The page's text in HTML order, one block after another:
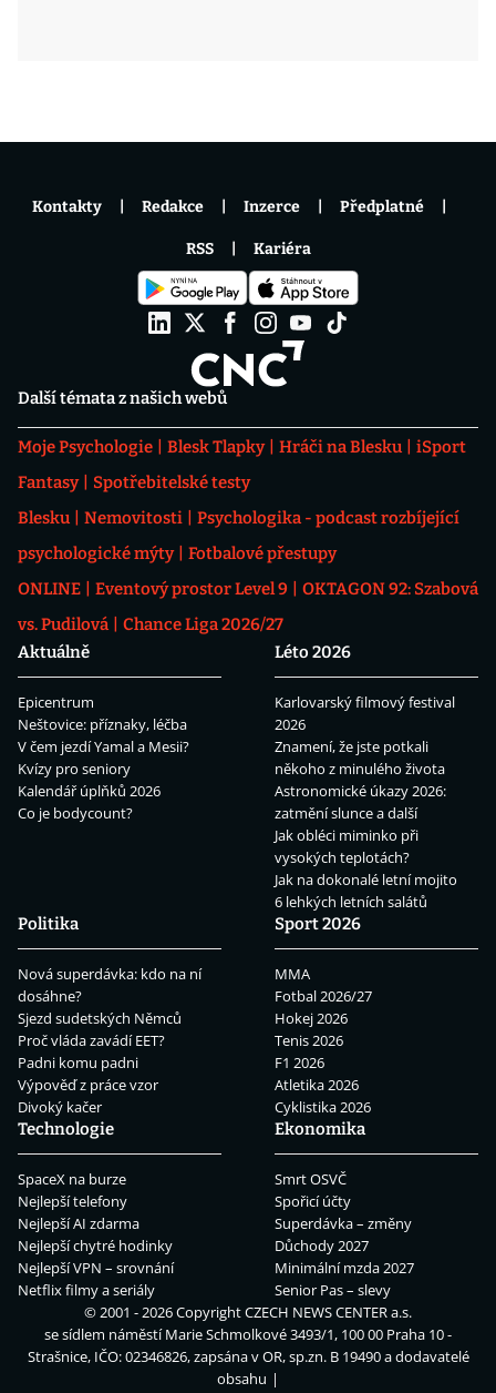
Další témata z našich webů
Moje Psychologie Blesk Tlapky Hráči na Blesku
iSport
Fantasy
Spotřebitelské testy
Blesku
Nemovitosti
Psychologika - podcast rozbíjející
psychologické mýty
Fotbalové přestupy
ONLINE
Eventový prostor Level 9
OKTAGON 92: Szabová
vs. Pudilová
Chance Liga 2026/27
Aktuálně
Epicentrum
Neštovice: příznaky, léčba
V čem jezdí Yamal a Mesii?
Kvízy pro seniory
Kalendář úplňků 2026
Co je bodycount?
Léto 2026
Karlovarský filmový festival
2026
Znamení, že jste potkali
někoho z minulého života
Astronomické úkazy 2026:
zatmění slunce a další
Jak obléci miminko při
vysokých teplotách?
Jak na dokonalé letní mojito
6 lehkých letních salátů
Politika
Nová superdávka: kdo na ní
dosáhne?
Sjezd sudetských Němců
Proč vláda zavádí EET?
Padni komu padni
Výpověď z práce vzor
Divoký kačer
Sport 2026
MMA
Fotbal 2026/27
Hokej 2026
Tenis 2026
F1 2026
Atletika 2026
Cyklistika 2026
Technologie
SpaceX na burze
Nejlepší telefony
Nejlepší AI zdarma
Nejlepší chytré hodinky
Nejlepší VPN – srovnání
Netflix filmy a seriály
Ekonomika
Smrt OSVČ
Spořicí účty
Superdávka – změny
Důchody 2027
Minimální mzda 2027
Senior Pas – slevy
Kontakty Redakce Inzerce Předplatné
RSS Kariéra
© 2001 - 2026 CopyrightCZECH NEWS CENTER a.s.
se sídlem náměstí Marie Schmolkové 3493/1, 100 00 Praha 10 -
Strašnice, IČO: 02346826, zapsána v OR, sp.zn. B 19490 a dodavatelé
obsahu